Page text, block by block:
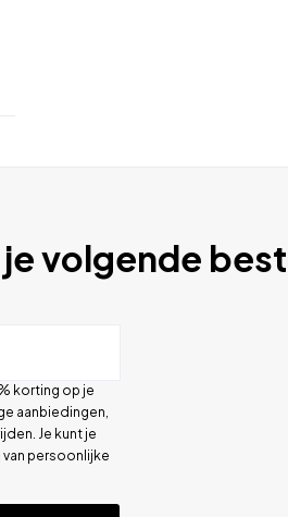
volgende
korting op je
aanbiedingen,
Je kunt je
persoonlijke